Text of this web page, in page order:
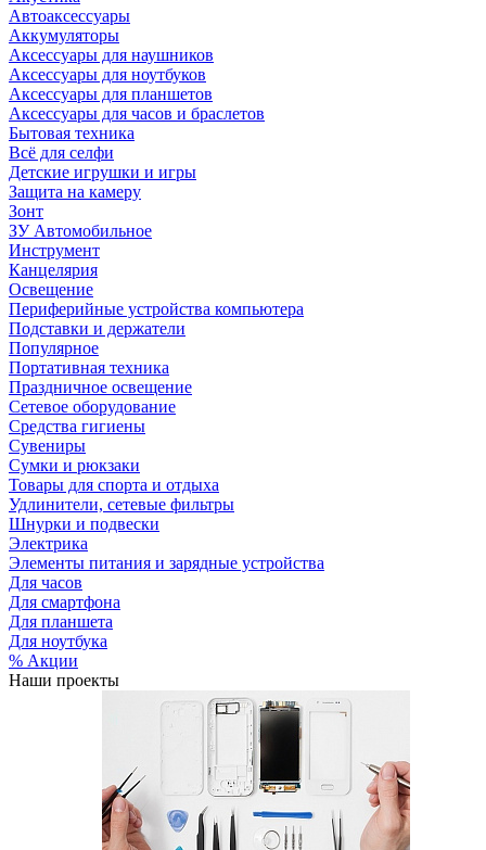
Автоаксессуары
Аккумуляторы
Аксессуары для наушников
Аксессуары для ноутбуков
Аксессуары для планшетов
Аксессуары для часов и браслетов
Бытовая техника
Всё для селфи
Детские игрушки и игры
Защита на камеру
Зонт
ЗУ Автомобильное
Инструмент
Канцелярия
Освещение
Периферийные устройства компьютера
Подставки и держатели
Популярное
Портативная техника
Праздничное освещение
Сетевое оборудование
Средства гигиены
Сувениры
Сумки и рюкзаки
Товары для спорта и отдыха
Удлинители, сетевые фильтры
Шнурки и подвески
Электрика
Элементы питания и зарядные устройства
Для часов
Для смартфона
Для планшета
Для ноутбука
% Акции
Наши проекты